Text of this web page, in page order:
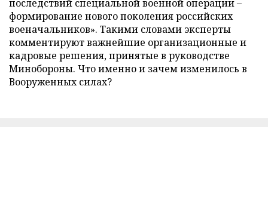
последствий специальной военной операции –
формирование нового поколения российских
военачальников». Такими словами эксперты
комментируют важнейшие организационные и
кадровые решения, принятые в руководстве
Минобороны. Что именно и зачем изменилось в
Вооруженных силах?